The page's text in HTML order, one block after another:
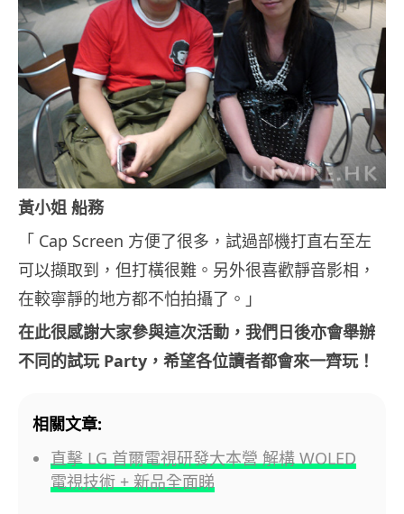
黃小姐 船務
「 Cap Screen 方便了很多，試過部機打直右至左
可以擷取到，但打橫很難。另外很喜歡靜音影相，
在較寧靜的地方都不怕拍攝了。」
在此很感謝大家參與這次活動，我們日後亦會舉辦
不同的試玩 Party，希望各位讀者都會來一齊玩！
相關文章:
直擊 LG 首爾電視研發大本營 解構 WOLED
電視技術 + 新品全面睇